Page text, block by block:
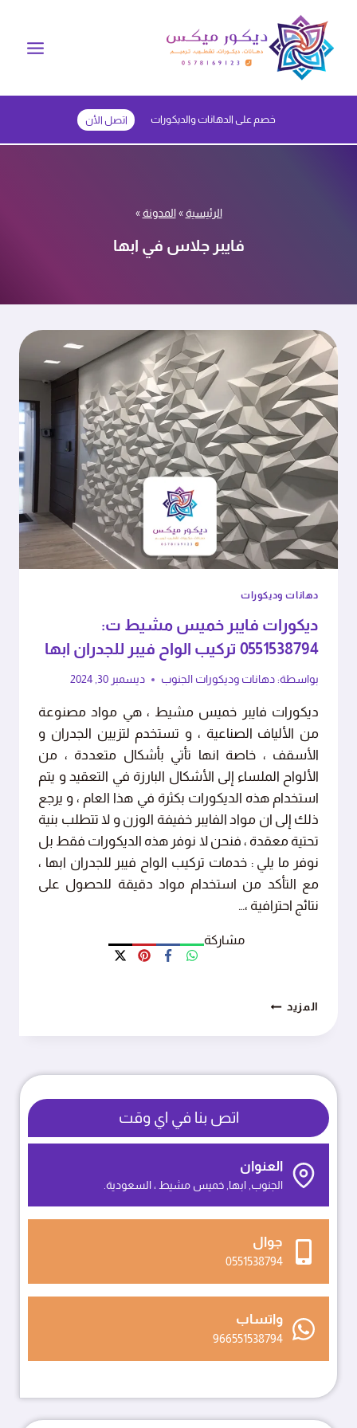
المحتوى
خصم على الدهانات والديكورات اتصل الأن
الرئيسية»المدونة»
فايبر جلاس في ابها
دهانات وديكورات
ديكورات فايبر خميس مشيط ت:
0551538794 تركيب الواح فيبر للجدران ابها
بواسطة: دهانات وديكورات الجنوب ديسمبر 30, 2024
ديكورات فايبر خميس مشيط ، هي مواد مصنوعة
من الألياف الصناعية ، و تستخدم لتزيين الجدران و
الأسقف ، خاصة انها تأتي بأشكال متعددة ، من
الألواح الملساء إلى الأشكال البارزة في التعقيد و يتم
استخدام هذه الديكورات بكثرة في هذا العام ، و يرجع
ذلك إلى ان مواد الفايبر خفيفة الوزن و لا تتطلب بنية
تحتية معقدة ، فنحن لا نوفر هذه الديكورات فقط بل
نوفر ما يلي : خدمات تركيب الواح فيبر للجدران ابها ،
مع التأكد من استخدام مواد دقيقة للحصول على
نتائج احترافية ،…
مشاركة
المزيد ديكورات
خميس
فيبر
ابها
اتص بنا في اي وقت
العنوان
الجنوب, ابها, خميس مشيط ، السعودية.
جوال
0551538794
واتساب
966551538794